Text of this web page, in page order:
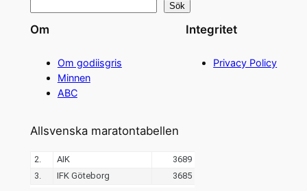
Sök
Om
Om godiisgris
Minnen
ABC
Integritet
Privacy Policy
Allsvenska maratontabellen